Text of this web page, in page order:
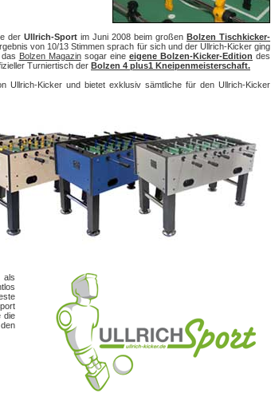
der Ullrich-Sportim Juni 2008 beim großen Bolzen Tischkicker-
von 10/13 Stimmen sprach für sich und der Ullrich-Kicker ging
Bolzen Magazinsogar eine eigene Bolzen-Kicker-Edition des
Turniertisch der Bolzen 4 plus1 Kneipenmeisterschaft.
Ullrich-Kicker und bietet exklusiv sämtliche für den Ullrich-Kicker
die